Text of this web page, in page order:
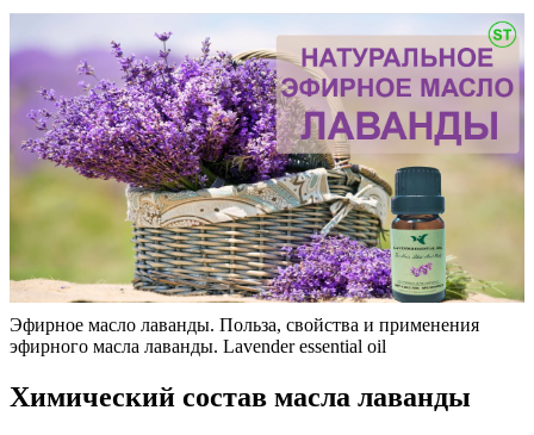
Эфирное масло лаванды. Польза, свойства и применения
эфирного масла лаванды. Lavender essential oil
Химический состав масла лаванды